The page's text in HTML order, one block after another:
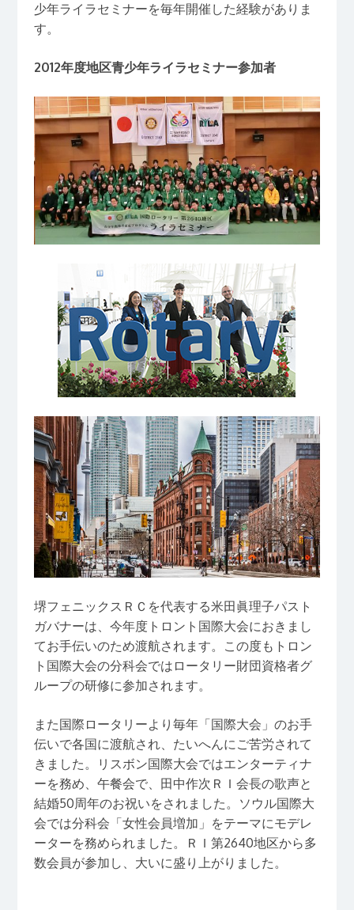
少年ライラセミナーを毎年開催した経験がありま
す。
2012年度地区青少年ライラセミナー参加者
堺フェニックスＲＣを代表する米田眞理子パスト
ガバナーは、今年度トロント国際大会におきまし
てお手伝いのため渡航されます。この度もトロン
ト国際大会の分科会ではロータリー財団資格者グ
ループの研修に参加されます。
また国際ロータリーより毎年「国際大会」のお手
伝いで各国に渡航され、たいへんにご苦労されて
きました。リスボン国際大会ではエンターティナ
ーを務め、午餐会で、田中作次ＲＩ会長の歌声と
結婚50周年のお祝いをされました。ソウル国際大
会では分科会「女性会員増加」をテーマにモデレ
ーターを務められました。ＲＩ第2640地区から多
数会員が参加し、大いに盛り上がりました。